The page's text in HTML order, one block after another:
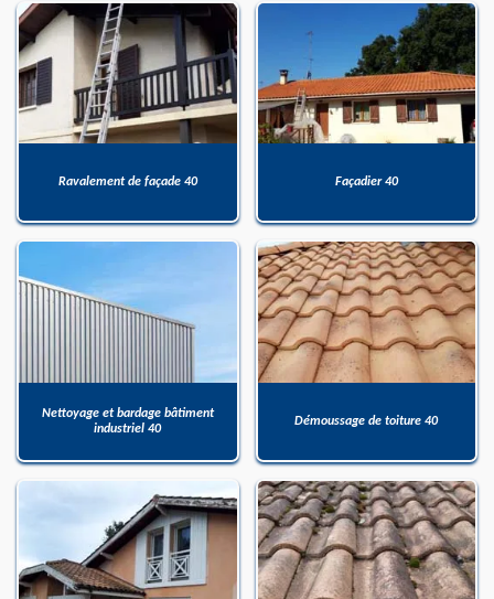
Ravalement de façade 40 Façadier 40
Nettoyage et bardage bâtiment
industriel 40
Démoussage de toiture 40